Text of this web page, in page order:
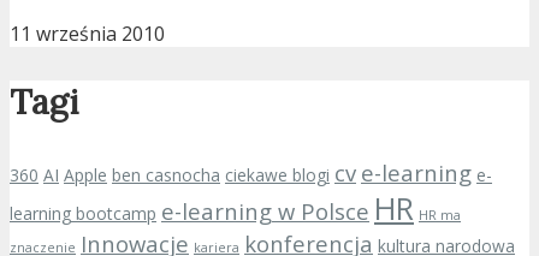
11 września 2010
Tagi
360 AI Apple ben casnocha ciekawe blogi cv e-learning e-
learning bootcamp e-learning w Polsce HR HR ma
znaczenie Innowacje kariera konferencja kultura narodowa